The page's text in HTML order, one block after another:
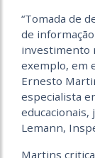
“Tomada de
de
investimento
exemplo, em
Ernesto
especialista
educacionais,
Lemann,
Martins